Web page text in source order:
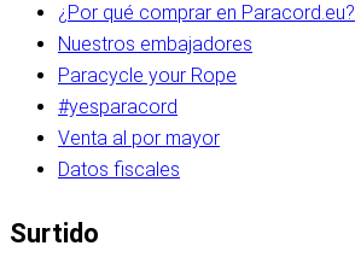
¿Por qué comprar en Paracord.eu?
Nuestros embajadores
Paracycle your Rope
#yesparacord
Venta al por mayor
Datos fiscales
Surtido